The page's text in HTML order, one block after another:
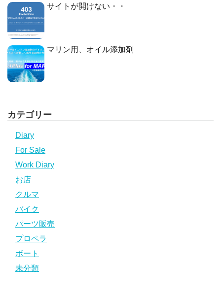
サイトが開けない・・
マリン用、オイル添加剤
カテゴリー
Diary
For Sale
Work Diary
お店
クルマ
バイク
パーツ販売
プロペラ
ボート
未分類